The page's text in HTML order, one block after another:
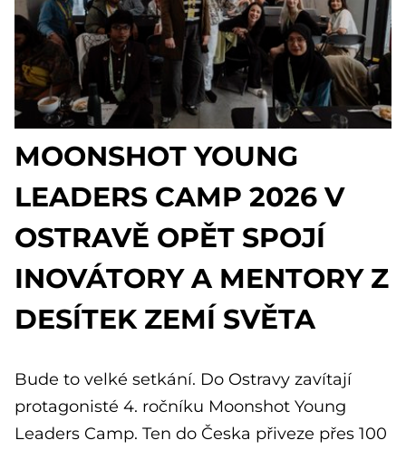
MOONSHOT YOUNG
LEADERS CAMP 2026 V
OSTRAVĚ OPĚT SPOJÍ
INOVÁTORY A MENTORY Z
DESÍTEK ZEMÍ SVĚTA
Bude to velké setkání. Do Ostravy zavítají
protagonisté 4. ročníku Moonshot Young
Leaders Camp. Ten do Česka přiveze přes 100